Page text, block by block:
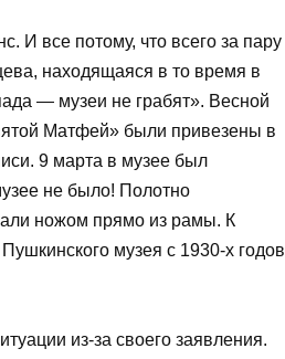
И все потому, что всего за пару
находящаяся в то время в
— музеи не грабят». Весной
Матфей» были привезены в
9 марта в музее был
не было! Полотно
ножом прямо из рамы. К
музея с 1930-х годов
из-за своего заявления.